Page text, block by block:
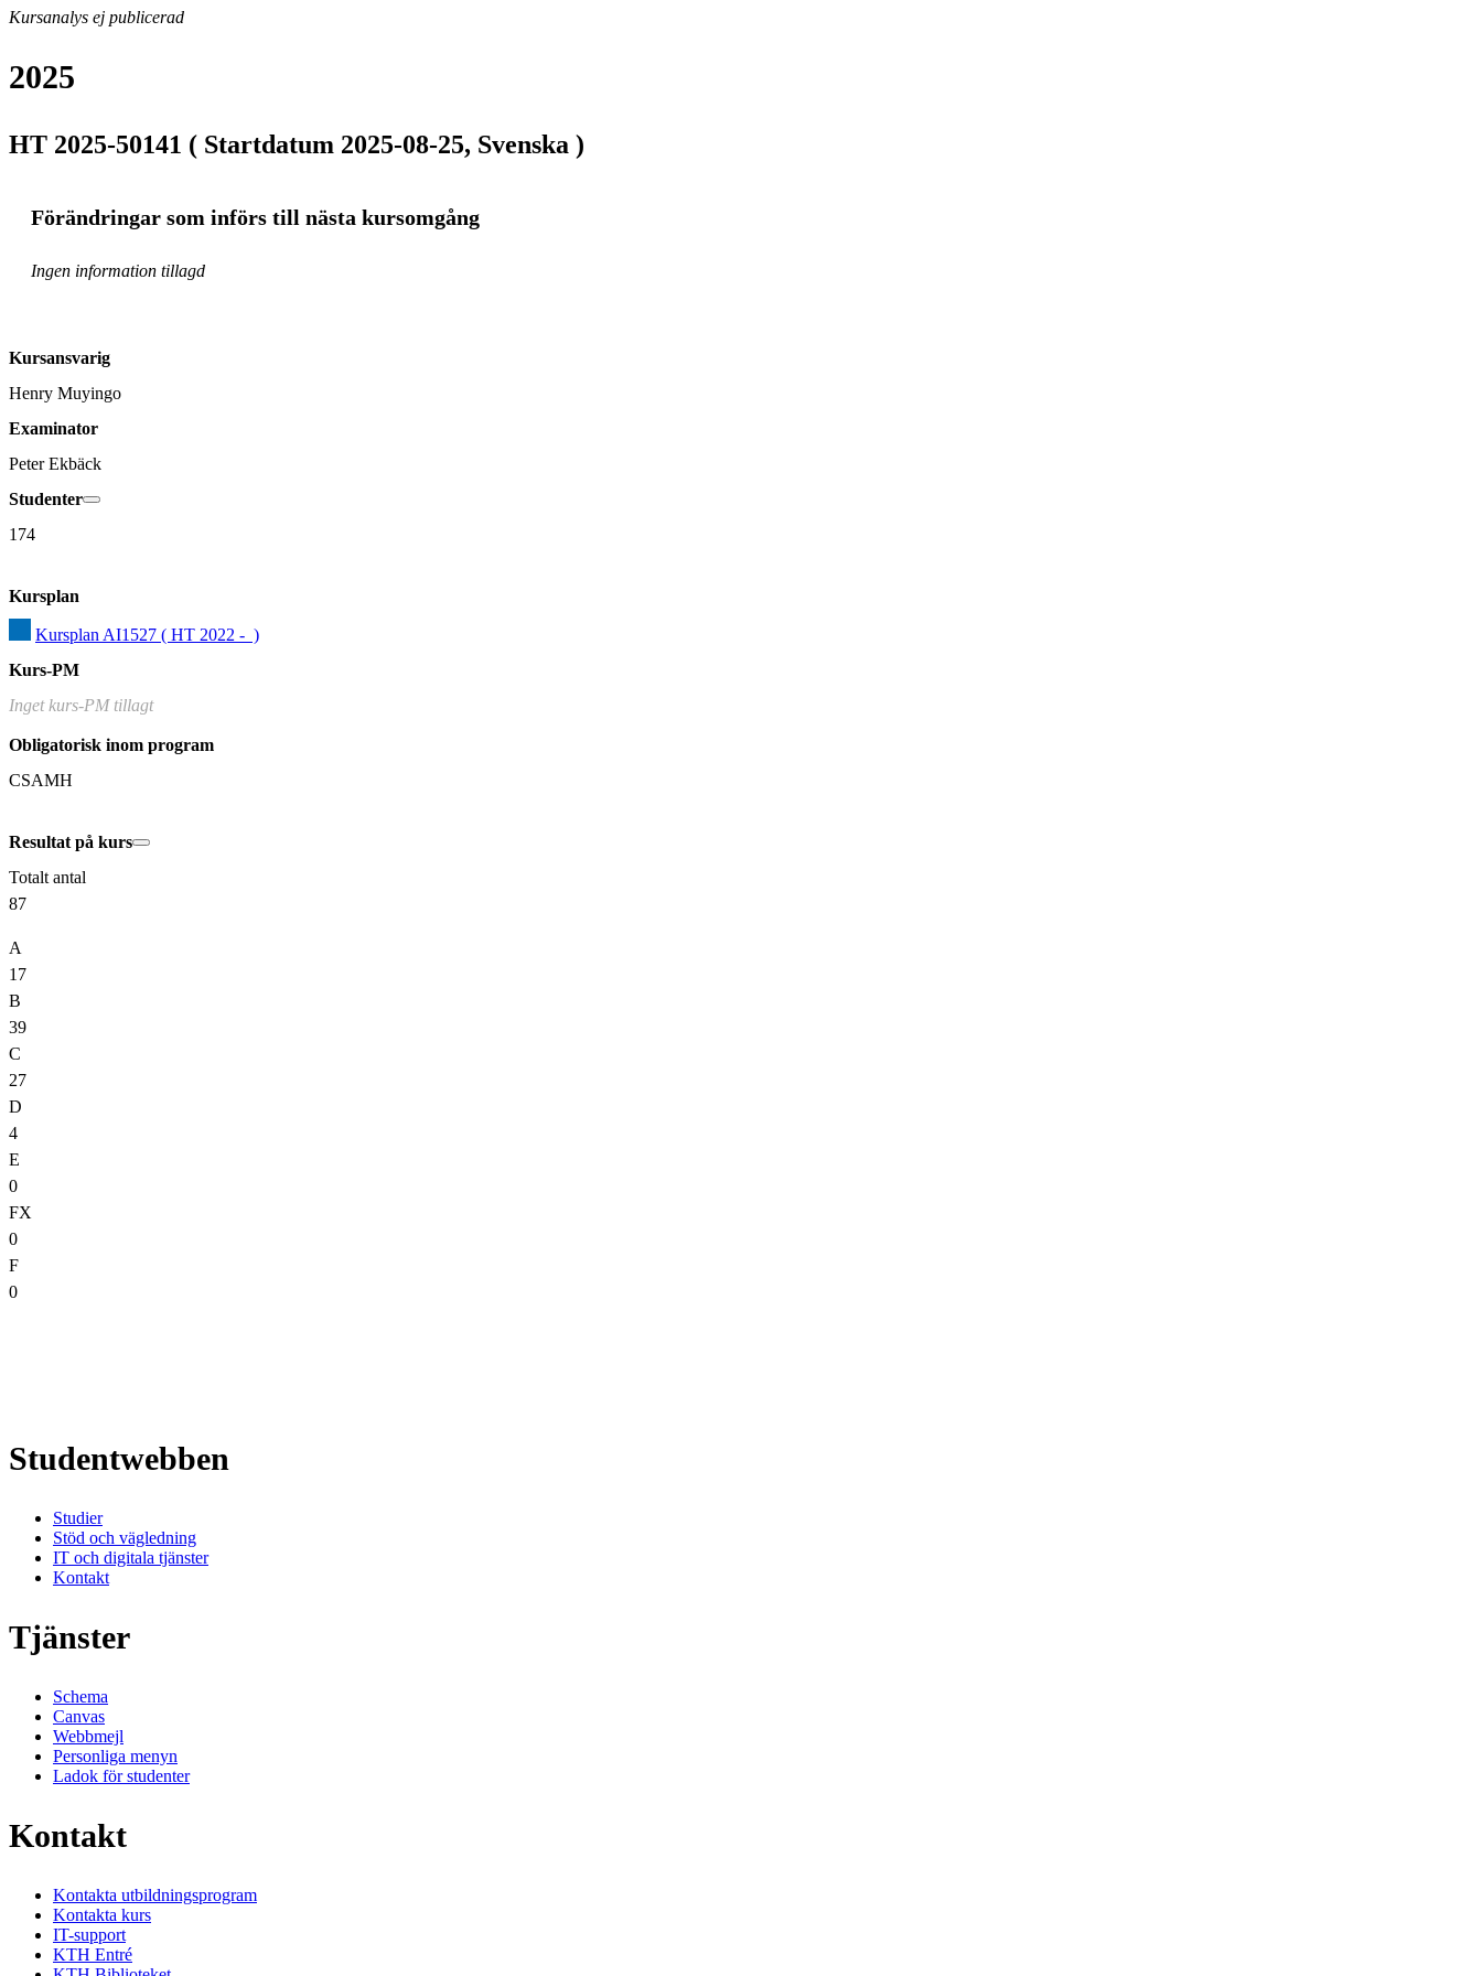
Kursanalys ej publicerad
2025
HT 2025-50141 ( Startdatum 2025-08-25, Svenska )
Förändringar som införs till nästa kursomgång
Ingen information tillagd
Kursansvarig
Henry Muyingo
Examinator
Peter Ekbäck
Studenter
174
Kursplan
Kursplan AI1527 ( HT 2022 -  )
Kurs-PM
Inget kurs-PM tillagt
Obligatorisk inom program
CSAMH
Resultat på kurs
Totalt antal
87
A
17
B
39
C
27
D
4
E
0
FX
0
F
0
Studentwebben
Studier
Stöd och vägledning
IT och digitala tjänster
Kontakt
Tjänster
Schema
Canvas
Webbmejl
Personliga menyn
Ladok för studenter
Kontakt
Kontakta utbildningsprogram
Kontakta kurs
IT-support
KTH Entré